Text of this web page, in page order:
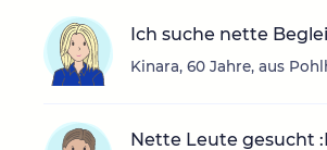
Ich suche nette
Kinara, 60 Jahre, aus
Nette Leute gesucht